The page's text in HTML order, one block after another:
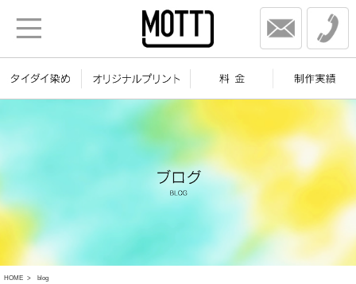
HOME blog